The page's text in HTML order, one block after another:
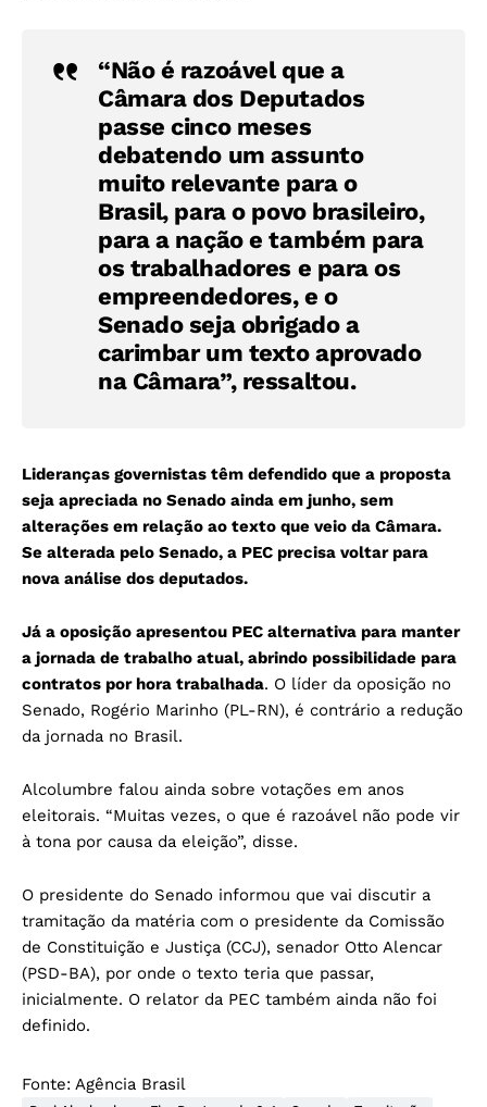
“Não é razoável que a
Câmara dos Deputados
passe cinco meses
debatendo um assunto
muito relevante para o
Brasil, para o povo brasileiro,
para a nação e também para
os trabalhadores e para os
empreendedores, e o
Senado seja obrigado a
carimbar um texto aprovado
na Câmara”, ressaltou.
Lideranças governistas têm defendido que a proposta
seja apreciada no Senado ainda em junho, sem
alterações em relação ao texto que veio da Câmara.
Se alterada pelo Senado, a PEC precisa voltar para
nova análise dos deputados.
Já a oposição apresentou PEC alternativa para manter
a jornada de trabalho atual, abrindo possibilidade para
contratos por hora trabalhada. O líder da oposição no
Senado, Rogério Marinho (PL-RN), é contrário a redução
da jornada no Brasil.
Alcolumbre falou ainda sobre votações em anos
eleitorais. “Muitas vezes, o que é razoável não pode vir
à tona por causa da eleição”, disse.
O presidente do Senado informou que vai discutir a
tramitação da matéria com o presidente da Comissão
de Constituição e Justiça (CCJ), senador Otto Alencar
(PSD-BA), por onde o texto teria que passar,
inicialmente. O relator da PEC também ainda não foi
definido.
Fonte: Agência Brasil